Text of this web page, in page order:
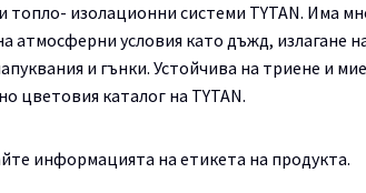
изолационни системи TYTAN. Има
атмосферни условия като дъжд, излагане
и гънки. Устойчива на триене и
цветовия каталог на TYTAN.
информацията на етикета на продукта.